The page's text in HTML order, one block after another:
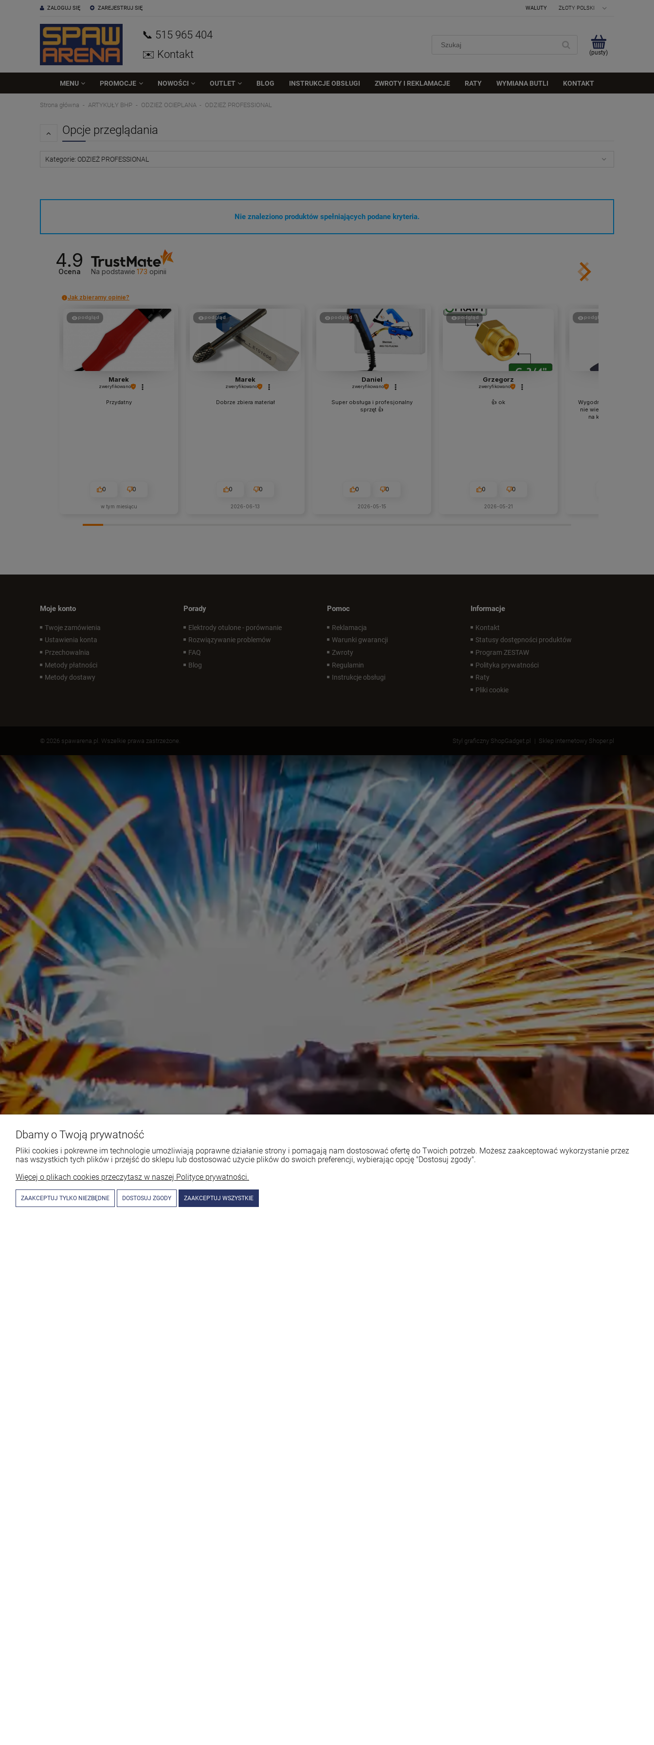
ZAREJESTRUJ SIĘ
ZALOGUJ SIĘ WALUTY
📞 515 965 404
✉️ Kontakt
(pusty)
MENU PROMOCJE NOWOŚCI OUTLET BLOG INSTRUKCJE OBSŁUGI ZWROTY I REKLAMACJE RATY WYMIANA BUTLI KONTAKT
Strona główna ARTYKUŁY BHP ODZIEŻ OCIEPLANA ODZIEŻ PROFESSIONAL
Opcje przeglądania
Kategorie: ODZIEŻ PROFESSIONAL
Nie znaleziono produktów spełniających podane kryteria.
4.9
Ocena Na podstawie 173 opinii
Jak zbieramy opinie?
podgląd
Marek
zweryfikowano
Przydatny
0 0
w tym miesiącu
podgląd
Marek
zweryfikowano
Dobrze zbiera materiał
0 0
2026-06-13
podgląd
Daniel
zweryfikowano
Super obsługa i profesjonalny
sprzęt 👍️
0 0
2026-05-15
podgląd
Grzegorz
zweryfikowano
👍️ ok
0 0
2026-05-21
podgląd
Wygodny kaptur, dla
nie wiem jak przy długiej
na krótkie spawania
Moje konto
Twoje zamówienia
Ustawienia konta
Przechowalnia
Metody płatności
Metody dostawy
Porady
Elektrody otulone - porównanie
Rozwiązywanie problemów
FAQ
Blog
Pomoc
Reklamacja
Warunki gwarancji
Zwroty
Regulamin
Instrukcje obsługi
Informacje
Kontakt
Statusy dostępności produktów
Program ZESTAW
Polityka prywatności
Raty
Pliki cookie
© 2026 spawarena.pl. Wszelkie prawa zastrzeżone. Styl graficzny ShopGadget.pl Sklep internetowy Shoper.pl
Dbamy o Twoją prywatność
Pliki cookies i pokrewne im technologie umożliwiają poprawne działanie strony i pomagają nam dostosować ofertę do Twoich potrzeb. Możesz zaakceptować wykorzystanie przez
nas wszystkich tych plików i przejść do sklepu lub dostosować użycie plików do swoich preferencji, wybierając opcję "Dostosuj zgody".
Więcej o plikach cookies przeczytasz w naszej Polityce prywatności.
ZAAKCEPTUJ TYLKO NIEZBĘDNE DOSTOSUJ ZGODY ZAAKCEPTUJ WSZYSTKIE